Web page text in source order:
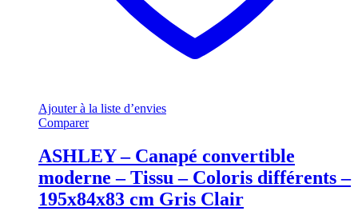
Ajouter à la liste d’envies
Comparer
ASHLEY – Canapé convertible
moderne – Tissu – Coloris différents –
195x84x83 cm Gris Clair